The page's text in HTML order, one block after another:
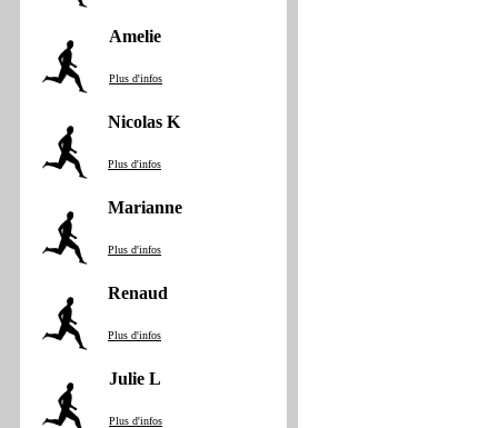
Amelie
Plus d'infos
Nicolas K
Plus d'infos
Marianne
Plus d'infos
Renaud
Plus d'infos
Julie L
Plus d'infos